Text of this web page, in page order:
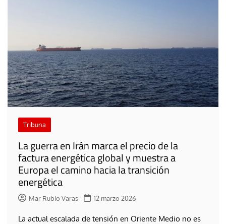
Tribuna
La guerra en Irán marca el precio de la
factura energética global y muestra a
Europa el camino hacia la transición
energética
Mar Rubio Varas 12 marzo 2026
La actual escalada de tensión en Oriente Medio no es